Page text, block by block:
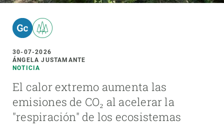
30-07-2026
ÁNGELA JUSTAMANTE
NOTICIA
El calor extremo aumenta las
emisiones de CO₂ al acelerar la
"respiración" de los ecosistemas